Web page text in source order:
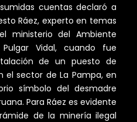
cuentas declaró a
Ráez, experto en temas
ministerio del Ambiente
Vidal, cuando fue
de un puesto de
el sector de La Pampa, en
símbolo del desmadre
Para Ráez es evidente
de la minería ilegal